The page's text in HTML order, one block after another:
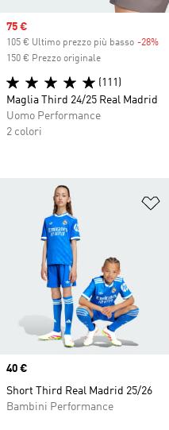
Price
40 €
Short Third Real Madrid 25/26
Bambini Performance
Sale price
75 €
105 € Ultimo prezzo più basso -28%
150 € Prezzo originale
(111)
Maglia Third 24/25 Real Madrid
Uomo Performance
2 colori